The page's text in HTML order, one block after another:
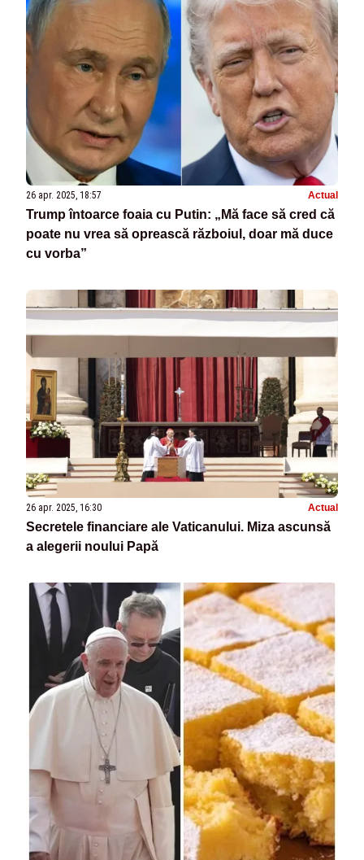
26 apr. 2025, 18:57 Actual
Trump întoarce foaia cu Putin: „Mă face să cred că
poate nu vrea să oprească războiul, doar mă duce
cu vorba”
26 apr. 2025, 16:30 Actual
Secretele financiare ale Vaticanului. Miza ascunsă
a alegerii noului Papă